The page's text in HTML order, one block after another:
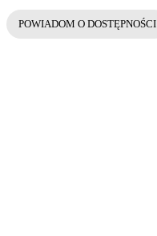
POWIADOM O DOSTĘPNOŚCI